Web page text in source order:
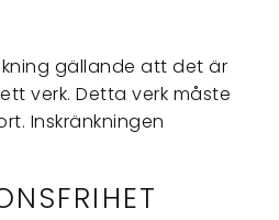
gällande att det är
verk. Detta verk måste
Inskränkningen